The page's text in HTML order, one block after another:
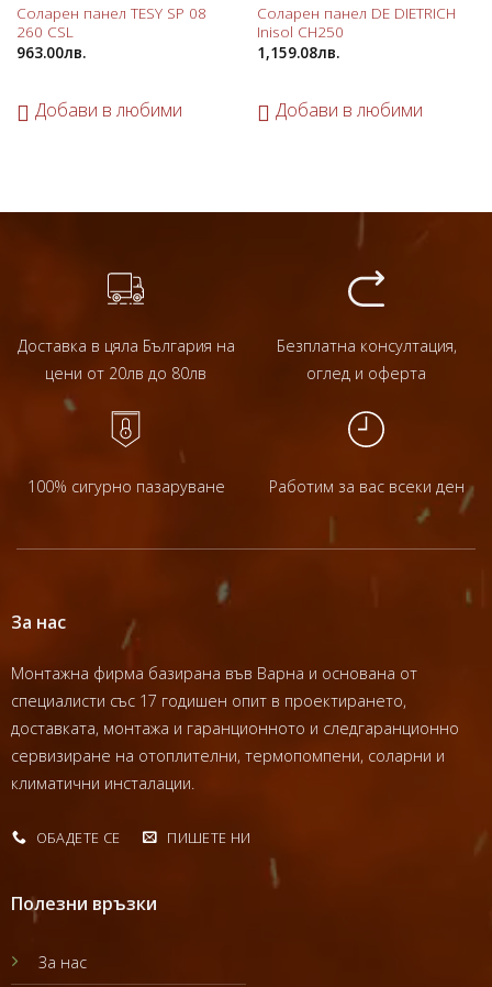
Соларен панел TESY SP 08
260 CSL
963.00лв.
Добави в любими
Соларен панел DE DIETRICH
Inisol CH250
1,159.08лв.
Добави в любими
Доставка в цяла България на
цени от 20лв до 80лв
Безплатна консултация,
оглед и оферта
100% сигурно пазаруване Работим за вас всеки ден
За нас
Монтажна фирма базирана във Варна и основана от
специалисти със 17 годишен опит в проектирането,
доставката, монтажа и гаранционното и следгаранционно
сервизиране на отоплителни, термопомпени, соларни и
климатични инсталации.
ОБАДЕТЕ СЕ ПИШЕТЕ НИ
Полезни връзки
За нас